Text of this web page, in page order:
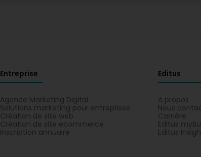
Entreprise
Agence Marketing Digital
Solutions marketing pour entreprises
Création de site web
Création de site ecommerce
Inscription annuaire
Editus
A propos
Nous
Carrière
Editus
Editus